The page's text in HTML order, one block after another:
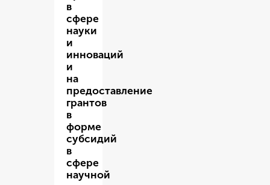
в
сфере
науки
и
инноваций
и
на
предоставление
грантов
в
форме
субсидий
в
сфере
научной